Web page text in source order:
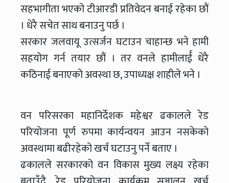
सहभागीता भएको टीआरडी प्रतिवेदन बनाई रहेका छौं
। धेरै सचेत साथ बनाउनु पर्छ ।
सरकार जलवायू उत्सर्जन घटाउन चाहान्छ भने हामी
सहयोग गर्न तयार छौं । तर वनले हामीलार्ई धेरै
कठिनाई बनाएको अवस्था छ, उपाध्यक्ष शाहीले भने ।
वन परिसरका महानिर्देशक महेश्वर ढकालले रेड
परियोजना पूर्ण रुपमा कार्यन्वयन आउन नसकेको
अवस्थामा बढीरहेको खर्च घटाउनु पर्ने बताए ।
ढकालले सरकारको वन विकास मुख्य लक्ष्य रहेका